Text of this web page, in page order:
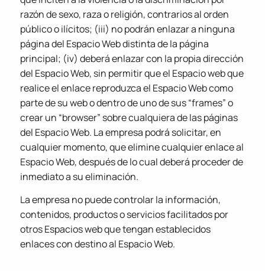
razón de sexo, raza o religión, contrarios al orden
público o ilícitos; (iii) no podrán enlazar a ninguna
página del Espacio Web distinta de la página
principal; (iv) deberá enlazar con la propia dirección
del Espacio Web, sin permitir que el Espacio web que
realice el enlace reproduzca el Espacio Web como
parte de su web o dentro de uno de sus “frames” o
crear un “browser” sobre cualquiera de las páginas
del Espacio Web. La empresa podrá solicitar, en
cualquier momento, que elimine cualquier enlace al
Espacio Web, después de lo cual deberá proceder de
inmediato a su eliminación.
La empresa no puede controlar la información,
contenidos, productos o servicios facilitados por
otros Espacios web que tengan establecidos
enlaces con destino al Espacio Web.